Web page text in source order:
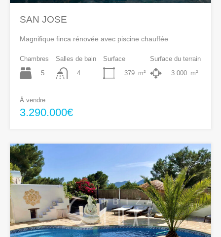
SAN JOSE
Magnifique finca rénovée avec piscine chauffée
Chambres
5
Salles de bain
4
Surface
379 m²
Surface du terrain
3.000 m²
À vendre
3.290.000€